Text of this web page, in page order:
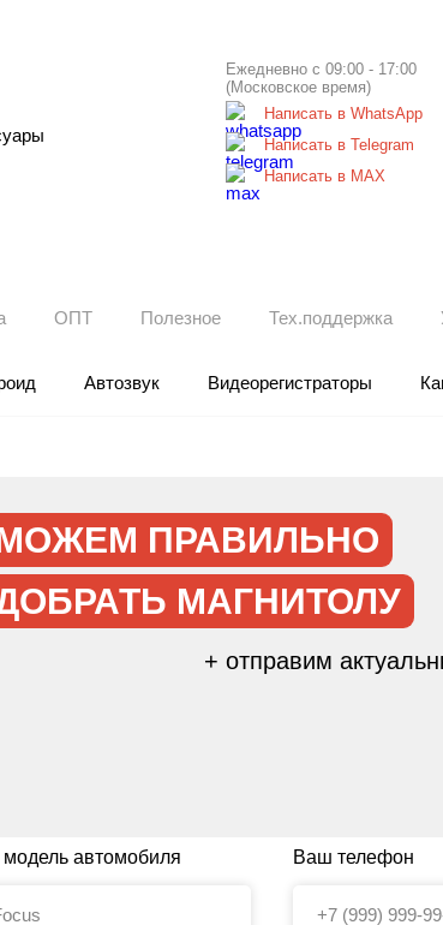
Ежедневно с 09:00 - 17:00
(Московское время)
Написать в WhatsApp
Написать в Telegram
Написать в МАХ
ОПТ Полезное Тех.поддержка
Автозвук Видеорегистраторы
ПРАВИЛЬНО
МАГНИТОЛУ
+ отправим
автомобиля Ваш телефон